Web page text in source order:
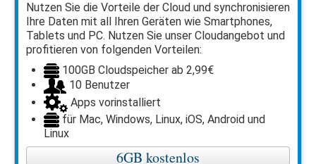
Nutzen Sie die Vorteile der Cloud und synchronisieren
Ihre Daten mit all Ihren Geräten wie Smartphones,
Tablets und PC. Nutzen Sie unser Cloudangebot und
profitieren von folgenden Vorteilen:
100GB Cloudspeicher ab 2,99€
10 Benutzer
Apps vorinstalliert
für Mac, Windows, Linux, iOS, Android und
Linux
6GB kostenlos